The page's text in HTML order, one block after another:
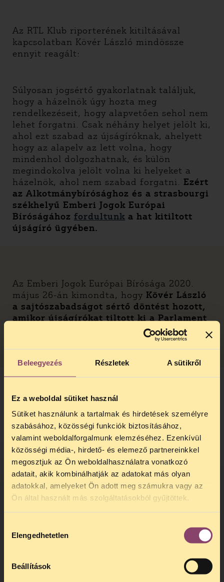
Beleegyezés Részletek A sütikről
Ez a weboldal sütiket használ
Sütiket használunk a tartalmak és hirdetések személyre
szabásához, közösségi funkciók biztosításához,
valamint weboldalforgalmunk elemzéséhez. Ezenkívül
közösségi média-, hirdető- és elemező partnereinkkel
megosztjuk az Ön weboldalhasználatra vonatkozó
adatait, akik kombinálhatják az adatokat más olyan
adatokkal, amelyeket Ön adott meg számukra vagy az
Ön által használt más szolgáltatásokból gyűjtöttek.
kiválasztása
Elengedhetetlen
Beállítások
Az RTL Klub riporterének kitiltásával
kapcsolatban Kövér László mindössze
ennyit reagált:
Súlyosan jogsértő gyakorlatnak találjuk,
hogy a házelnök úgy hozta meg
rendelkezéseit, hogy alapvetően sehol nem
lehet forgatni. Csak néhány helyet jelölt ki,
ahol ezt szabad az újságíróknak, ahelyett
hogy az alapelv az lett volna, hogy
mindenhol dolgozhatnak, és külön
megindokolva jelölt volna ki helyeket a
házelnök, ahol nem szabad forgatni. Ezért
az Alkotmánybírósághoz és a strasbourgi
székhelyű Emberi Jogok Európai
Bíróságához fordultunk a hat kitiltott
újságíró ügyében.
Az Emberi Jogok Európai Bírósága 2020.
május 26-án kimondta, hogy Kövér László
a sajtószabadságot sértő döntést hozott,
amikor újságírókat tiltott ki a Parlament
Az EJEB szerint a házelnök döntése, amivel
kitiltotta az újságírókat, nem tartalmazta
a szükséges, a szólásszabadság védelmét
szolgáló eljárási garanciákat. A házelnök a
kitiltás előtt nem vette figyelembe a
döntésének potenciális következményeit,
illetve az újságírók tudósításának
fontosságát. Ezen felül a kitiltott újságírók
semmilyen formában nem vehettek részt a
kitiltásukat eredményező eljárásban,
küldött levélből értesültek, utólag. Az is
szabályozásból nem tudták meg, hogy
TELEFONOS JOGSEGÉLY
SZÜNET!
hogytelefonos jogsegélyünk július 27 és
kedden, 13 és 15 óra között lesz